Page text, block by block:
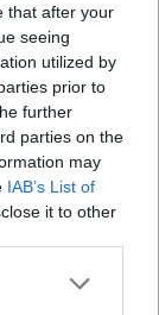
that after your
seeing
utilized by
prior to
further
parties on the
may
IAB’s List of
it to other
ημέρας
Instagram